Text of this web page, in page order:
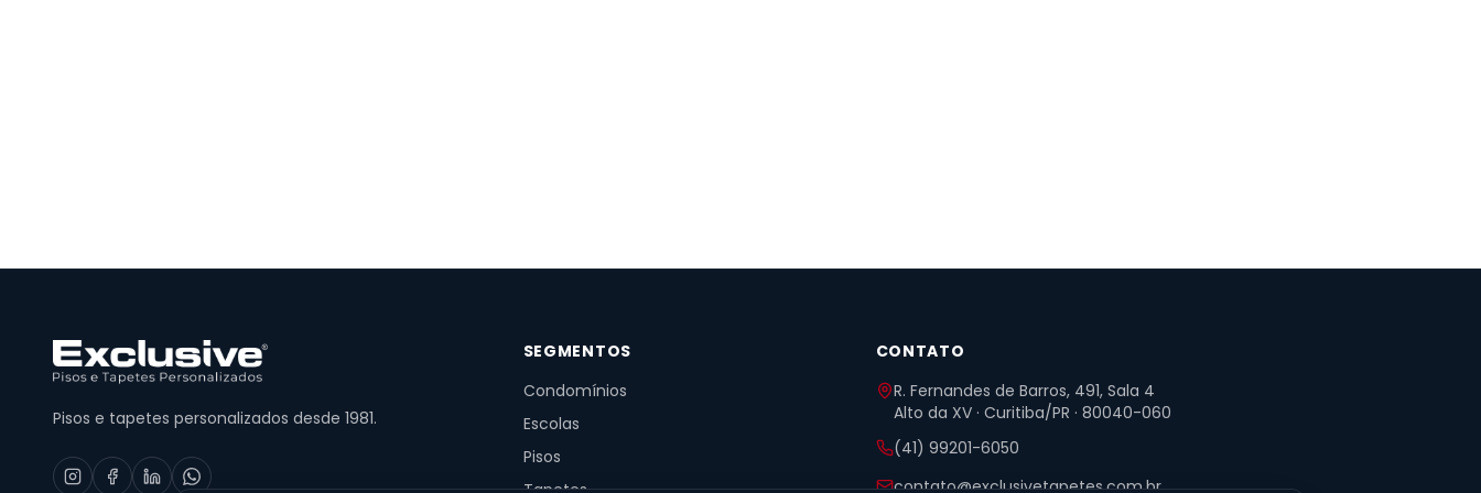
Pisos e tapetes personalizados desde 1981.
SEGMENTOS
Condomínios
Escolas
Pisos
CONTATO
R. Fernandes de Barros, 491, Sala 4
Alto da XV · Curitiba/PR · 80040-060
(41) 99201-6050
contato@exclusivetapetes.com.br